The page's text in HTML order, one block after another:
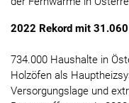
2022 Rekord mit
734.000 Haushalte in
Holzöfen als
Versorgungslage und